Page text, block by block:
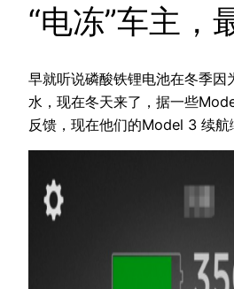
“电冻”车主，
早就听说磷酸铁锂电池在冬季因
水，现在冬天来了，据一些
反馈，现在他们的Model 3 续航